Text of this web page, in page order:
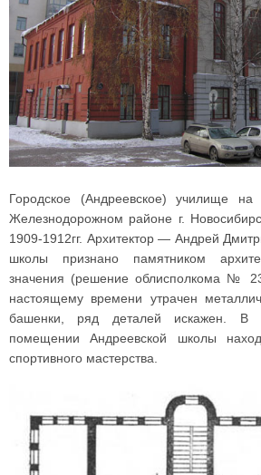
Городское (Андреевское) училище
Железнодорожном районе г.
1909-1912гг. Архитектор — Андрей
школы признано памятником
значения (решение облисполкома №
настоящему времени утрачен
башенки, ряд деталей искажен. В
помещении Андреевской школы
спортивного мастерства.